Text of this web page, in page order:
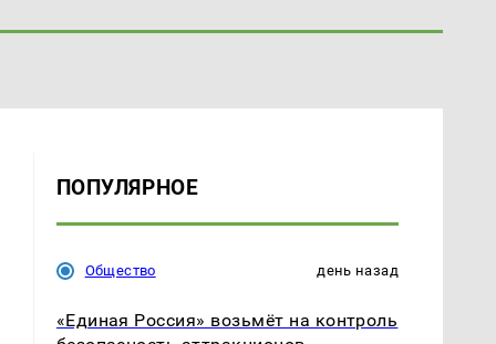
ПОПУЛЯРНОЕ
Общество день назад
«Единая Россия» возьмёт на контроль